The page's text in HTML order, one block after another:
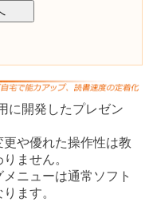
に開発したプレゼン
更や優れた操作性は教
ません。
ニューは通常ソフト
ます。